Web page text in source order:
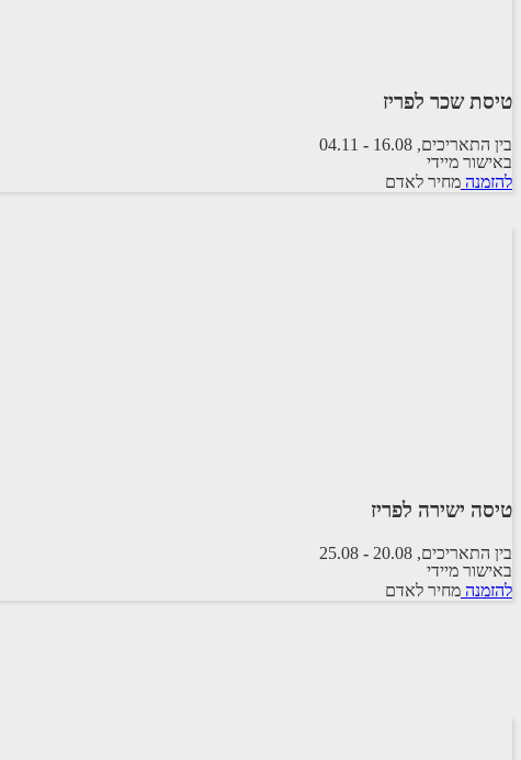
טיסת שכר לפריז
בין התאריכים, -
04.11
טיסת שכר
ARKIA AIRLINES
באישור מיידי
להזמנה מחיר לאדם
טיסה ישירה לפריז
בין התאריכים, -
25.08
טיסה סדירה
EL-AL
באישור מיידי
להזמנה מחיר לאדם